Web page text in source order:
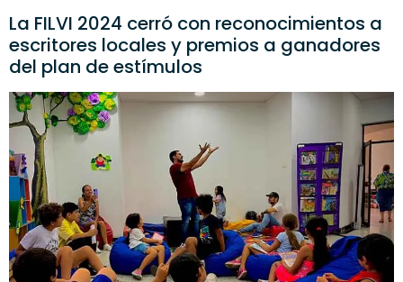
La FILVI 2024 cerró con reconocimientos a
escritores locales y premios a ganadores
del plan de estímulos